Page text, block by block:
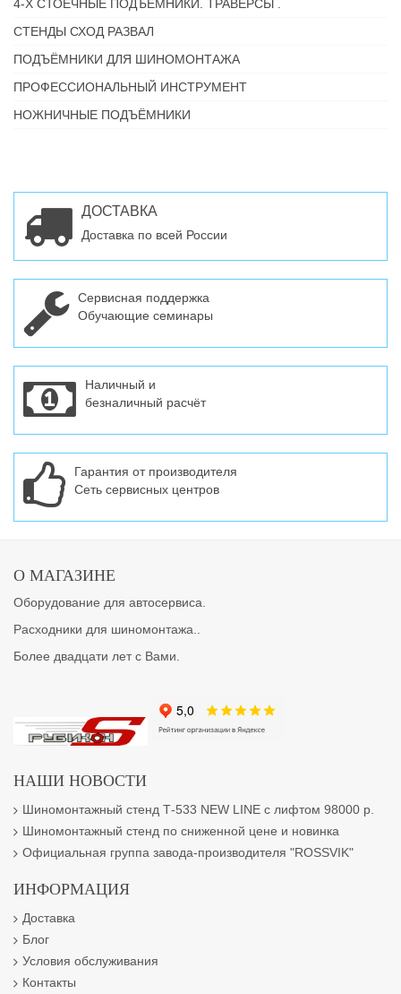
4-Х СТОЕЧНЫЕ ПОДЪЁМНИКИ. ТРАВЕРСЫ .
СТЕНДЫ СХОД РАЗВАЛ
ПОДЪЁМНИКИ ДЛЯ ШИНОМОНТАЖА
ПРОФЕССИОНАЛЬНЫЙ ИНСТРУМЕНТ
НОЖНИЧНЫЕ ПОДЪЁМНИКИ
ДОСТАВКА
Доставка по всей России
Сервисная поддержка
Обучающие семинары
Наличный и
безналичный расчёт
Гарантия от производителя
Сеть сервисных центров
О МАГАЗИНЕ
Оборудование для автосервиса.
Расходники для шиномонтажа..
Более двадцати лет с Вами.
НАШИ НОВОСТИ
Шиномонтажный стенд Т-533 NEW LINE с лифтом 98000 р.
Шиномонтажный стенд по сниженной цене и новинка
Официальная группа завода-производителя "ROSSVIK"
ИНФОРМАЦИЯ
Доставка
Блог
Условия обслуживания
Контакты